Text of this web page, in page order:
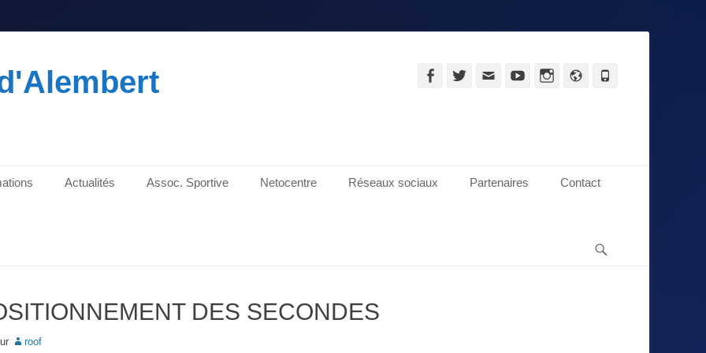
FacebookTwitterAdresseYouTubeInstagram
Site
Actualités Assoc. Sportive Netocentre Réseaux sociaux Partenaires Contact
DES SECONDES
roof